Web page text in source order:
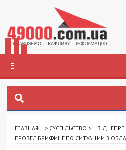
ГЛАВНАЯ > СУСПІЛЬСТВО >
В ДНЕПРЕ
ПРОВЕЛ БРИФИНГ ПО СИТУАЦИИ В